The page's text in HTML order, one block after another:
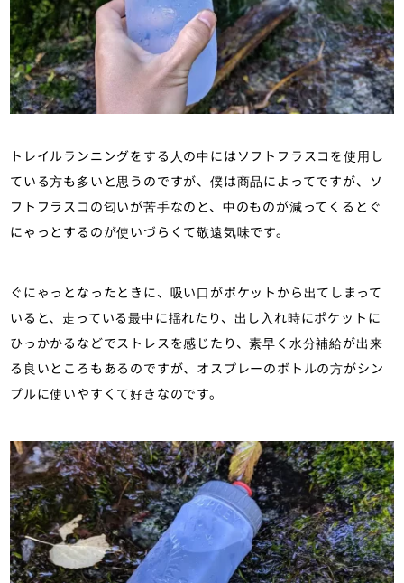
トレイルランニングをする人の中にはソフトフラスコを使用し
ている方も多いと思うのですが、僕は商品によってですが、ソ
フトフラスコの匂いが苦手なのと、中のものが減ってくるとぐ
にゃっとするのが使いづらくて敬遠気味です。
ぐにゃっとなったときに、吸い口がポケットから出てしまって
いると、走っている最中に揺れたり、出し入れ時にポケットに
ひっかかるなどでストレスを感じたり、素早く水分補給が出来
る良いところもあるのですが、オスプレーのボトルの方がシン
プルに使いやすくて好きなのです。